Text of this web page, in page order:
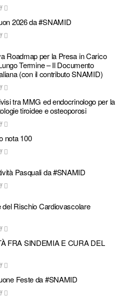
2026 da #SNAMID
Roadmap per la Presa in Carico
Termine – Il Documento
(con il contributo SNAMID)
tra MMG ed endocrinologo per la
tiroidee e osteoporosi
nota 100
Pasquali da #SNAMID
del Rischio Cardiovascolare
FRA SINDEMIA E CURA DEL
Feste da #SNAMID